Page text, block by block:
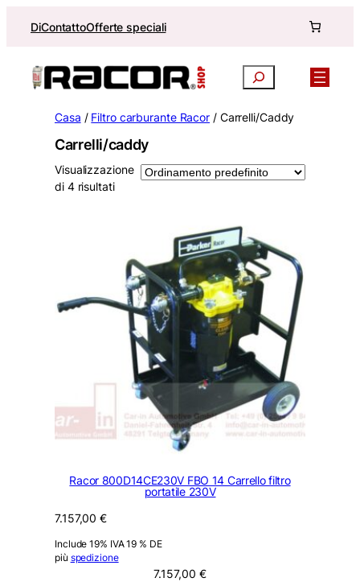
DiContattoOfferte speciali
Ricerca
Casa / Filtro carburante Racor / Carrelli/Caddy
Carrelli/caddy
Visualizzazione
di 4 risultati
Racor 800D14CE230V FBO 14 Carrello filtro
portatile 230V
7.157,00€
Include 19% IVA 19 % DE
più spedizione
7.157,00 €